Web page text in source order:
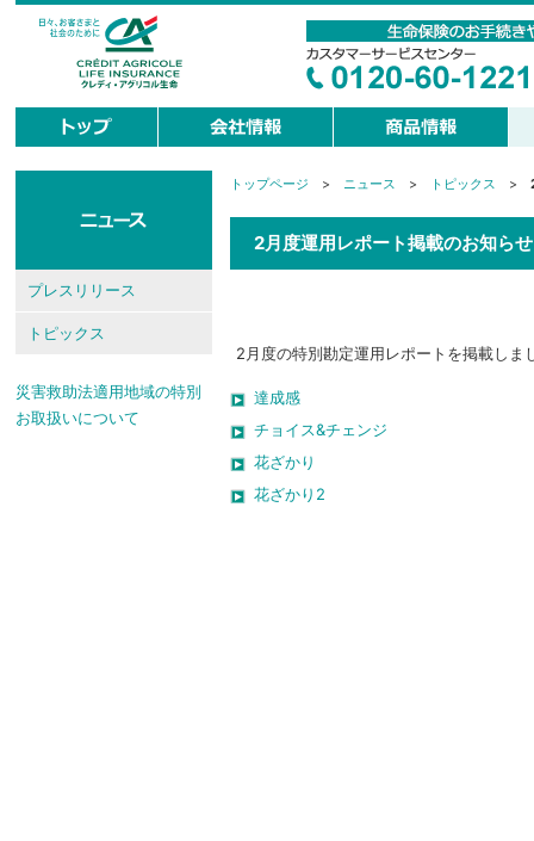
現
トップページ > ニュース > トピックス >
2月度運用レポート掲載のお知らせ
2月度の特別勘定運用レポートを掲載しま
達成感
チョイス&チェンジ
花ざかり
花ざかり2
プレスリリース
トピックス
災害救助法適用地域の特別
お取扱いについて